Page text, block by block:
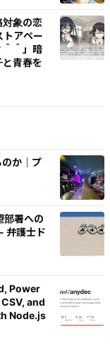
対象の恋
アペー
＾＾」暗
青春を
か｜プ
部署への
弁護士ド
Power
and
Node.js